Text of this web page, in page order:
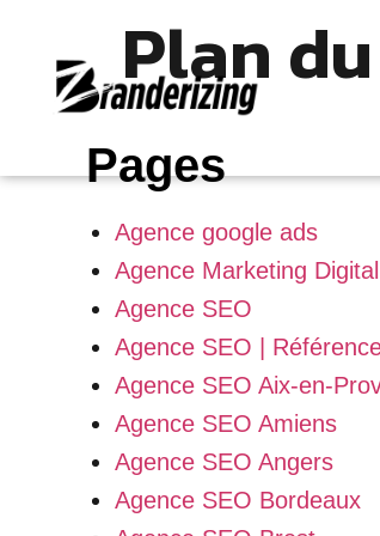
Plan
Pages
Agence google ads
Agence Marketing
Agence SEO
Agence SEO |
Agence SEO Aix-en-
Agence SEO Amiens
Agence SEO Angers
Agence SEO Bordeaux